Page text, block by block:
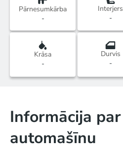
Pārnesumkārba
-
Interjers
-
Krāsa
-
Durvis
-
Informācija par
automašīnu